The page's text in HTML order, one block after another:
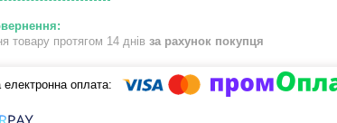
товару протягом 14 днів за рахунок покупця